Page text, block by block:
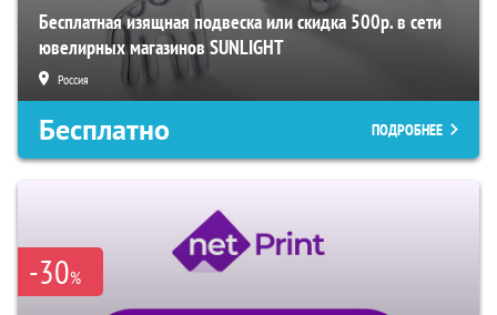
Бесплатная изящная подвеска или скидка 500р. в сети
ювелирных магазинов SUNLIGHT
Россия
Бесплатно ПОДРОБНЕЕ
-30%